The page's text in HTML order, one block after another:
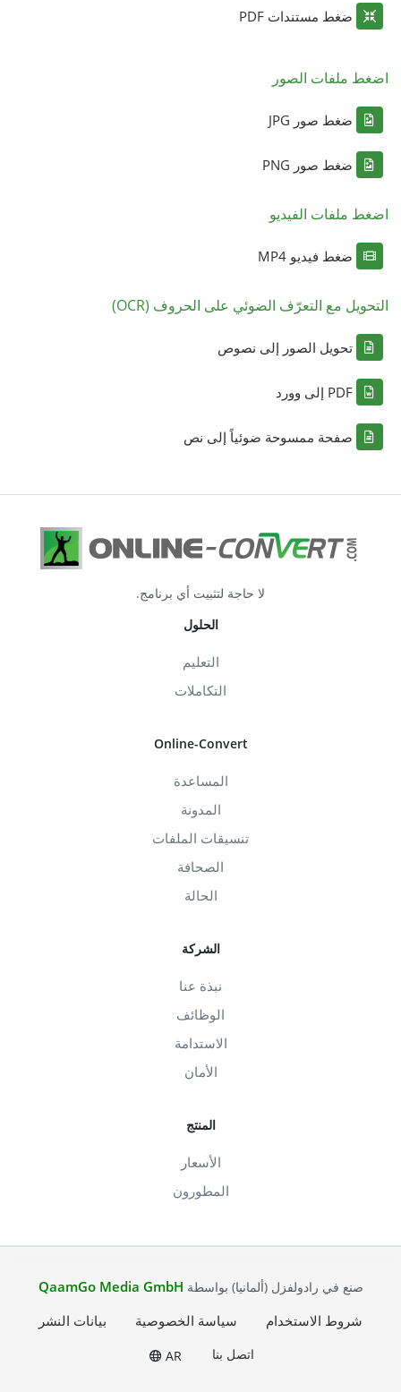
ضغط مستندات PDF
اضغط ملفات الصور
ضغط صور JPG
ضغط صور PNG
اضغط ملفات الفيديو
ضغط فيديو MP4
التحويل مع التعرّف الضوئي على الحروف (OCR)
تحويل الصور إلى نصوص
PDF إلى وورد
صفحة ممسوحة ضوئياً إلى نص
لا حاجة لتثبيت أي برنامج.
الحلول
التعليم
التكاملات
Online-Convert
المساعدة
المدونة
تنسيقات الملفات
الصحافة
الحالة
الشركة
نبذة عنا
الوظائف
الاستدامة
الأمان
المنتج
الأسعار
المطورون
صنع في رادولفزل (ألمانيا) بواسطة QaamGo Media GmbH
شروط الاستخدام
سياسة الخصوصية بيانات النشر
اتصل بنا AR